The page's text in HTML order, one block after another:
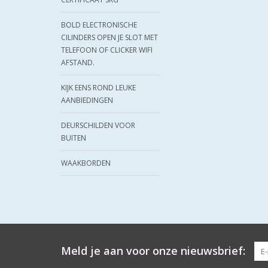
BOLD ELECTRONISCHE
CILINDERS OPEN JE SLOT MET
TELEFOON OF CLICKER WIFI
AFSTAND.
KIJK EENS ROND LEUKE
AANBIEDINGEN
DEURSCHILDEN VOOR
BUITEN
WAAKBORDEN
Meld je aan voor onze nieuwsbrief: